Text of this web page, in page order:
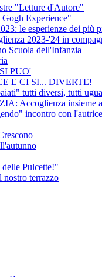
"Letture d'Autore"
Experience"
le esperienze dei più
2023-'24 in
Scuola dell'Infanzia
PUO'
E CI SI... DIVERTE!
tutti diversi, tutti
Accoglienza insieme
incontro con
Pulcette!"
nostro terrazzo